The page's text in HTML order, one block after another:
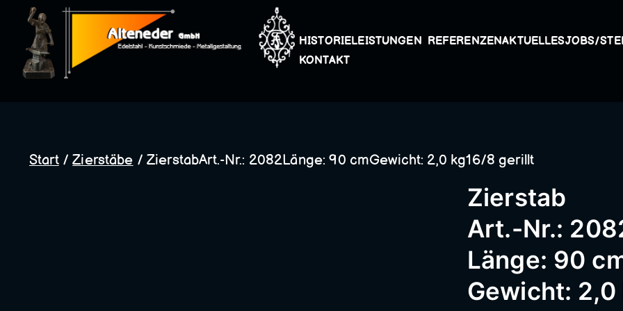
Inhalt
springen
Kunstschmiede
Metallbau,
Schneidermühle,
HISTORIELEISTUNGEN REFERENZENAKTUELLESJOBS/
KONTAKT
Start/Zierstäbe / ZierstabArt.-Nr.: 2082Länge: 90 cmGewicht: 2,0 kg16/8 gerillt
Zierstab
Art.-Nr.:
Länge: 90
Gewicht: 2,0